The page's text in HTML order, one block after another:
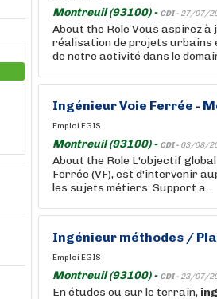
Montreuil (93100) - CDI - 27/07/
About the Role Vous aspirez
réalisation de projets urbains
de notre activité dans le
IngénieurVoie Ferrée -
Emploi EGIS
Montreuil (93100) - CDI - 03/08/
About the Role L'objectif
Ferrée (VF), est d'intervenir
les sujets métiers. Support a...
Ingénieur méthodes /
Emploi EGIS
Montreuil (93100) - CDI - 23/07/
En études ou sur le terrain,